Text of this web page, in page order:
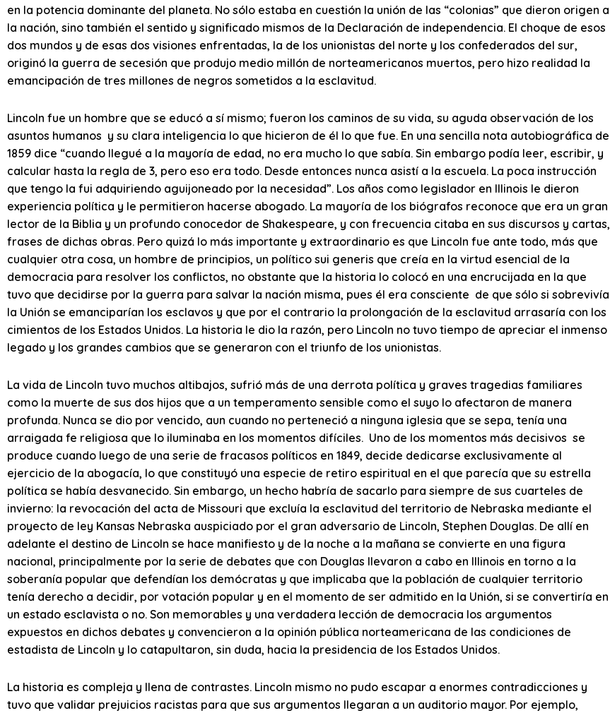
en la potencia dominante del planeta. No sólo estaba en cuestión la unión de las “colonias” que dieron origen a
la nación, sino también el sentido y significado mismos de la Declaración de independencia. El choque de esos
dos mundos y de esas dos visiones enfrentadas, la de los unionistas del norte y los confederados del sur,
originó la guerra de secesión que produjo medio millón de norteamericanos muertos, pero hizo realidad la
emancipación de tres millones de negros sometidos a la esclavitud.
Lincoln fue un hombre que se educó a sí mismo; fueron los caminos de su vida, su aguda observación de los
asuntos humanos y su clara inteligencia lo que hicieron de él lo que fue. En una sencilla nota autobiográfica de
1859 dice “cuando llegué a la mayoría de edad, no era mucho lo que sabía. Sin embargo podía leer, escribir, y
calcular hasta la regla de 3, pero eso era todo. Desde entonces nunca asistí a la escuela. La poca instrucción
que tengo la fui adquiriendo aguijoneado por la necesidad”. Los años como legislador en Illinois le dieron
experiencia política y le permitieron hacerse abogado. La mayoría de los biógrafos reconoce que era un gran
lector de la Biblia y un profundo conocedor de Shakespeare, y con frecuencia citaba en sus discursos y cartas,
frases de dichas obras. Pero quizá lo más importante y extraordinario es que Lincoln fue ante todo, más que
cualquier otra cosa, un hombre de principios, un político sui generis que creía en la virtud esencial de la
democracia para resolver los conflictos, no obstante que la historia lo colocó en una encrucijada en la que
tuvo que decidirse por la guerra para salvar la nación misma, pues él era consciente de que sólo si sobrevivía
la Unión se emanciparían los esclavos y que por el contrario la prolongación de la esclavitud arrasaría con los
cimientos de los Estados Unidos. La historia le dio la razón, pero Lincoln no tuvo tiempo de apreciar el inmenso
legado y los grandes cambios que se generaron con el triunfo de los unionistas.
La vida de Lincoln tuvo muchos altibajos, sufrió más de una derrota política y graves tragedias familiares
como la muerte de sus dos hijos que a un temperamento sensible como el suyo lo afectaron de manera
profunda. Nunca se dio por vencido, aun cuando no perteneció a ninguna iglesia que se sepa, tenía una
arraigada fe religiosa que lo iluminaba en los momentos difíciles. Uno de los momentos más decisivos se
produce cuando luego de una serie de fracasos políticos en 1849, decide dedicarse exclusivamente al
ejercicio de la abogacía, lo que constituyó una especie de retiro espiritual en el que parecía que su estrella
política se había desvanecido. Sin embargo, un hecho habría de sacarlo para siempre de sus cuarteles de
invierno: la revocación del acta de Missouri que excluía la esclavitud del territorio de Nebraska mediante el
proyecto de ley Kansas Nebraska auspiciado por el gran adversario de Lincoln, Stephen Douglas. De allí en
adelante el destino de Lincoln se hace manifiesto y de la noche a la mañana se convierte en una figura
nacional, principalmente por la serie de debates que con Douglas llevaron a cabo en Illinois en torno a la
soberanía popular que defendían los demócratas y que implicaba que la población de cualquier territorio
tenía derecho a decidir, por votación popular y en el momento de ser admitido en la Unión, si se convertiría en
un estado esclavista o no. Son memorables y una verdadera lección de democracia los argumentos
expuestos en dichos debates y convencieron a la opinión pública norteamericana de las condiciones de
estadista de Lincoln y lo catapultaron, sin duda, hacia la presidencia de los Estados Unidos.
La historia es compleja y llena de contrastes. Lincoln mismo no pudo escapar a enormes contradicciones y
tuvo que validar prejuicios racistas para que sus argumentos llegaran a un auditorio mayor. Por ejemplo,